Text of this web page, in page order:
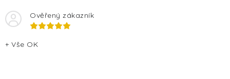
Ověřený zákazník
+ Vše OK